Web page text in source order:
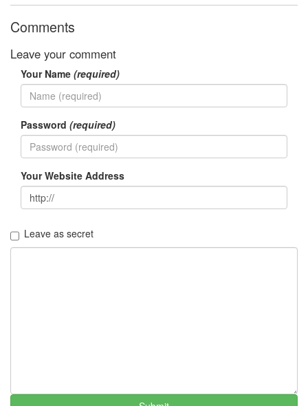
Comments
Leave your comment
Your Name (required)
Password (required)
Your Website Address
Leave as secret
이
11
둘
째
사
고
일
지
Tech
안
녕
리
42
프
18